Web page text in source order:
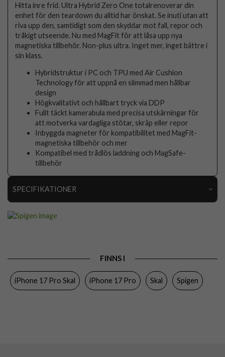
Hitta inre frid. Ultra Hybrid Zero One totalrenoverar din
enhet för den teardown du alltid har önskat. Se inuti utan att
riva upp den, samtidigt som den skyddar mot fall, repor och
tråkigt utseende. Nu med MagFit för att låsa upp nya
magnetiska tillbehör. Non-plus ultra. Inget mer, inget bättre i
sin klass.
Hybridstruktur i PC och TPU med Air Cushion
Technology för att uppnå en slimmad men hållbar
design
Högkvalitativt och hållbart tryck via DDP
Fullt täckt kamerabula med precisa utskärningar för
att motverka vardagliga stötar, skräp eller repor
Inbyggda magneter för kompatibilitet med MagFit-
magnetiska tillbehör och mer
Kompatibel med trådlös laddning och MagSafe-
tillbehör
SPECIFIKATIONER
Färg Svart
FINNS I
iPhone 17 Pro Skal iPhone 17 Pro Skal Spigen